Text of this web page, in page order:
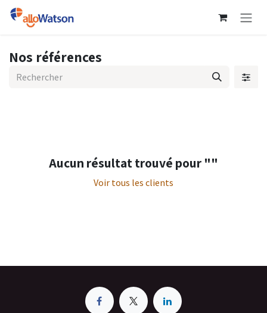
Se rendre au contenu
Nos références
Aucun résultat trouvé pour ""
Voir tous les clients